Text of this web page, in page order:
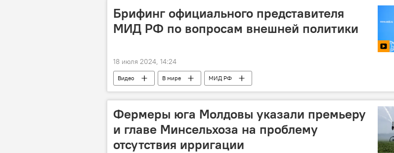
Брифинг официального представителя
МИД РФ по вопросам внешней политики
18 июля 2024, 14:24
Видео В мире МИД РФ
Фермеры юга Молдовы указали премьеру
и главе Минсельхоза на проблему
отсутствия ирригации